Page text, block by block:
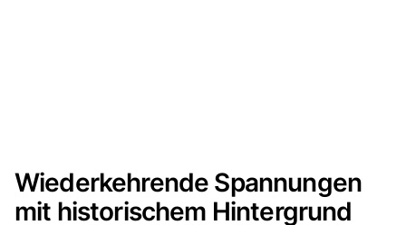
Wiederkehrende Spannungen
mit historischem Hintergrund